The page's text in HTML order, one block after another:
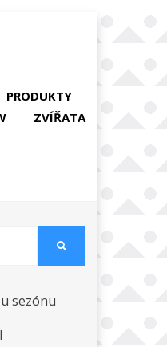
PRODUKTY
ZVÍŘATA
sezónu